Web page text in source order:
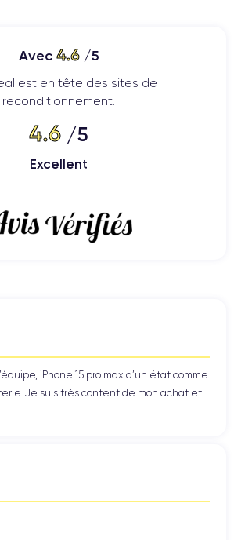
Avec 4.6/5
est en tête des sites de
reconditionnement.
4.6 /5
Excellent
iPhone 15 pro max d’un état comme
Je suis très content de mon achat et